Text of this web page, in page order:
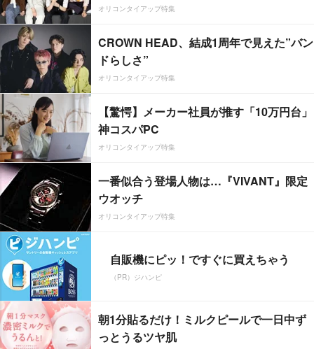
オリコンタイアップ特集
CROWN HEAD、結成1周年で見えた”バン
ドらしさ”
オリコンタイアップ特集
【驚愕】メーカー社員が推す「10万円台」
神コスパPC
オリコンタイアップ特集
一番似合う登場人物は…『VIVANT』限定
ウオッチ
オリコンタイアップ特集
自販機にピッ！ですぐに買えちゃう
（PR）ジハンピ
朝1分貼るだけ！ミルクピールで一日中ず
っとうるツヤ肌